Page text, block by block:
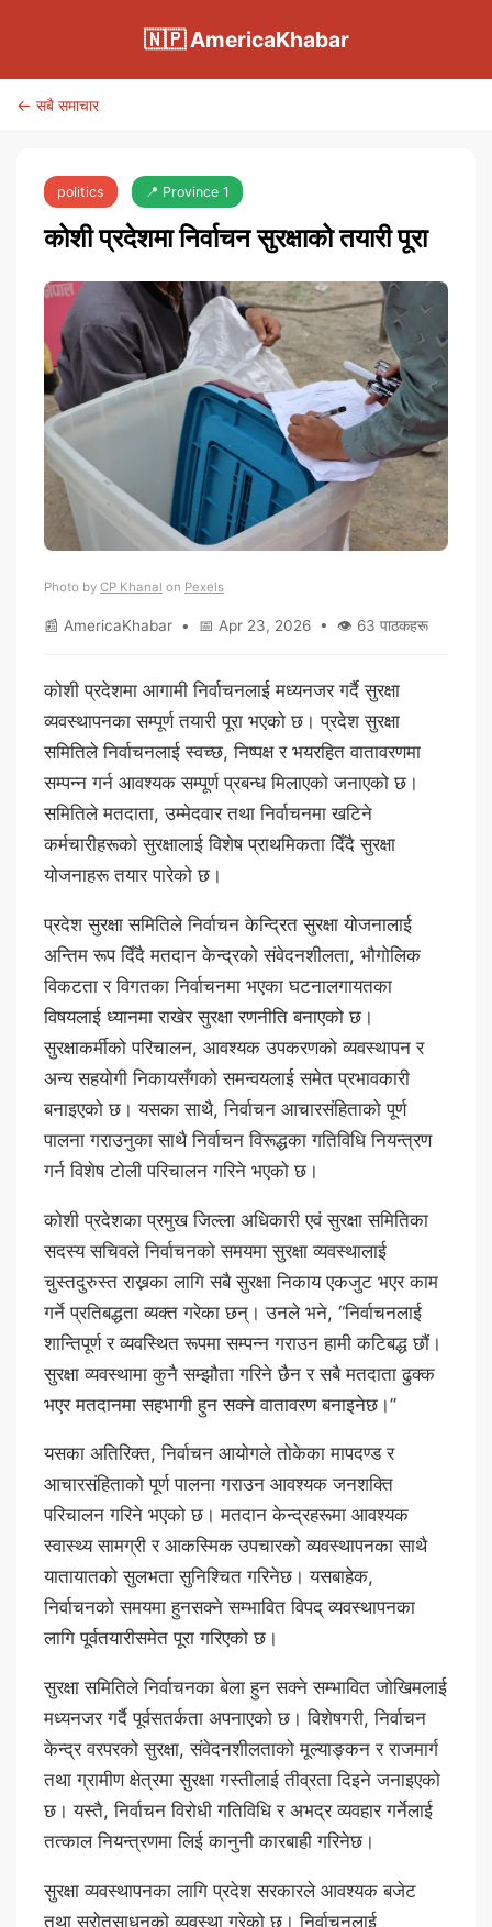
🇳🇵 AmericaKhabar
← सबै समाचार
politics 📍 Province 1
कोशी प्रदेशमा निर्वाचन सुरक्षाको तयारी पूरा
Photo by CP Khanal on Pexels
📰 AmericaKhabar • 📅 Apr 23, 2026 • 👁 63 पाठकहरू
कोशी प्रदेशमा आगामी निर्वाचनलाई मध्यनजर गर्दै सुरक्षा
व्यवस्थापनका सम्पूर्ण तयारी पूरा भएको छ। प्रदेश सुरक्षा
समितिले निर्वाचनलाई स्वच्छ, निष्पक्ष र भयरहित वातावरणमा
सम्पन्न गर्न आवश्यक सम्पूर्ण प्रबन्ध मिलाएको जनाएको छ।
समितिले मतदाता, उम्मेदवार तथा निर्वाचनमा खटिने
कर्मचारीहरूको सुरक्षालाई विशेष प्राथमिकता दिँदै सुरक्षा
योजनाहरू तयार पारेको छ।
प्रदेश सुरक्षा समितिले निर्वाचन केन्द्रित सुरक्षा योजनालाई
अन्तिम रूप दिँदै मतदान केन्द्रको संवेदनशीलता, भौगोलिक
विकटता र विगतका निर्वाचनमा भएका घटनालगायतका
विषयलाई ध्यानमा राखेर सुरक्षा रणनीति बनाएको छ।
सुरक्षाकर्मीको परिचालन, आवश्यक उपकरणको व्यवस्थापन र
अन्य सहयोगी निकायसँगको समन्वयलाई समेत प्रभावकारी
बनाइएको छ। यसका साथै, निर्वाचन आचारसंहिताको पूर्ण
पालना गराउनुका साथै निर्वाचन विरूद्धका गतिविधि नियन्त्रण
गर्न विशेष टोली परिचालन गरिने भएको छ।
कोशी प्रदेशका प्रमुख जिल्ला अधिकारी एवं सुरक्षा समितिका
सदस्य सचिवले निर्वाचनको समयमा सुरक्षा व्यवस्थालाई
चुस्तदुरुस्त राख्नका लागि सबै सुरक्षा निकाय एकजुट भएर काम
गर्ने प्रतिबद्धता व्यक्त गरेका छन्। उनले भने, “निर्वाचनलाई
शान्तिपूर्ण र व्यवस्थित रूपमा सम्पन्न गराउन हामी कटिबद्ध छौं।
सुरक्षा व्यवस्थामा कुनै सम्झौता गरिने छैन र सबै मतदाता ढुक्क
भएर मतदानमा सहभागी हुन सक्ने वातावरण बनाइनेछ।”
यसका अतिरिक्त, निर्वाचन आयोगले तोकेका मापदण्ड र
आचारसंहिताको पूर्ण पालना गराउन आवश्यक जनशक्ति
परिचालन गरिने भएको छ। मतदान केन्द्रहरूमा आवश्यक
स्वास्थ्य सामग्री र आकस्मिक उपचारको व्यवस्थापनका साथै
यातायातको सुलभता सुनिश्चित गरिनेछ। यसबाहेक,
निर्वाचनको समयमा हुनसक्ने सम्भावित विपद् व्यवस्थापनका
लागि पूर्वतयारीसमेत पूरा गरिएको छ।
सुरक्षा समितिले निर्वाचनका बेला हुन सक्ने सम्भावित जोखिमलाई
मध्यनजर गर्दै पूर्वसतर्कता अपनाएको छ। विशेषगरी, निर्वाचन
केन्द्र वरपरको सुरक्षा, संवेदनशीलताको मूल्याङ्कन र राजमार्ग
तथा ग्रामीण क्षेत्रमा सुरक्षा गस्तीलाई तीव्रता दिइने जनाइएको
छ। यस्तै, निर्वाचन विरोधी गतिविधि र अभद्र व्यवहार गर्नेलाई
तत्काल नियन्त्रणमा लिई कानुनी कारबाही गरिनेछ।
सुरक्षा व्यवस्थापनका लागि प्रदेश सरकारले आवश्यक बजेट
तथा स्रोतसाधनको व्यवस्था गरेको छ। निर्वाचनलाई